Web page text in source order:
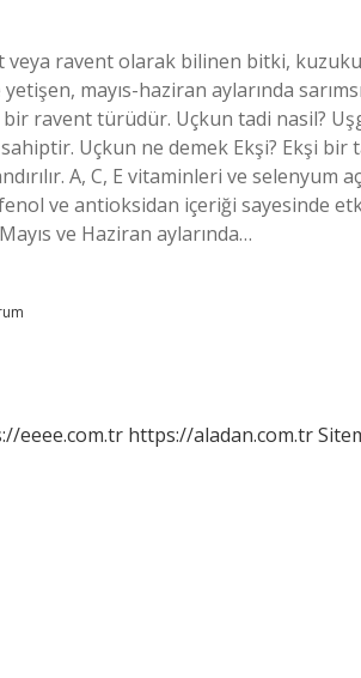
veya ravent olarak bilinen bitki,
mayıs-haziran aylarında
ravent türüdür. Uçkun tadi nasil?
Uçkun ne demek Ekşi? Ekşi bir
A, C, E vitaminleri ve selenyum
ve antioksidan içeriği sayesinde
ve Haziran aylarında…
eeee.com.tr https://aladan.com.tr